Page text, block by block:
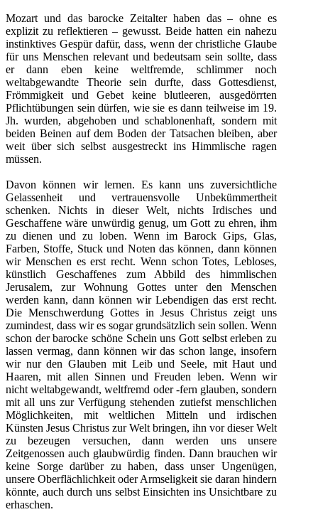
Mozart und das barocke Zeitalter haben das – ohne es
explizit zu reflektieren – gewusst. Beide hatten ein nahezu
instinktives Gespür dafür, dass, wenn der christliche Glaube
für uns Menschen relevant und bedeutsam sein sollte, dass
er dann eben keine weltfremde, schlimmer noch
weltabgewandte Theorie sein durfte, dass Gottesdienst,
Frömmigkeit und Gebet keine blutleeren, ausgedörrten
Pflichtübungen sein dürfen, wie sie es dann teilweise im 19.
Jh. wurden, abgehoben und schablonenhaft, sondern mit
beiden Beinen auf dem Boden der Tatsachen bleiben, aber
weit über sich selbst ausgestreckt ins Himmlische ragen
müssen.
Davon können wir lernen. Es kann uns zuversichtliche
Gelassenheit und vertrauensvolle Unbekümmertheit
schenken. Nichts in dieser Welt, nichts Irdisches und
Geschaffene wäre unwürdig genug, um Gott zu ehren, ihm
zu dienen und zu loben. Wenn im Barock Gips, Glas,
Farben, Stoffe, Stuck und Noten das können, dann können
wir Menschen es erst recht. Wenn schon Totes, Lebloses,
künstlich Geschaffenes zum Abbild des himmlischen
Jerusalem, zur Wohnung Gottes unter den Menschen
werden kann, dann können wir Lebendigen das erst recht.
Die Menschwerdung Gottes in Jesus Christus zeigt uns
zumindest, dass wir es sogar grundsätzlich sein sollen. Wenn
schon der barocke schöne Schein uns Gott selbst erleben zu
lassen vermag, dann können wir das schon lange, insofern
wir nur den Glauben mit Leib und Seele, mit Haut und
Haaren, mit allen Sinnen und Freuden leben. Wenn wir
nicht weltabgewandt, weltfremd oder -fern glauben, sondern
mit all uns zur Verfügung stehenden zutiefst menschlichen
Möglichkeiten, mit weltlichen Mitteln und irdischen
Künsten Jesus Christus zur Welt bringen, ihn vor dieser Welt
zu bezeugen versuchen, dann werden uns unsere
Zeitgenossen auch glaubwürdig finden. Dann brauchen wir
keine Sorge darüber zu haben, dass unser Ungenügen,
unsere Oberflächlichkeit oder Armseligkeit sie daran hindern
könnte, auch durch uns selbst Einsichten ins Unsichtbare zu
erhaschen.